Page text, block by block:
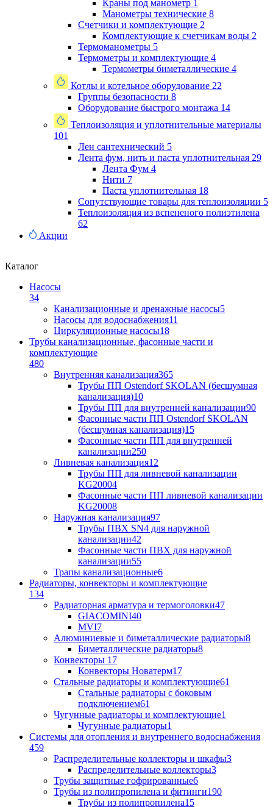
Краны под манометр 1
Манометры технические 8
Счетчики и комплектующие 2
Комплектующие к счетчикам воды 2
Термоманометры 5
Термометры и комплектующие 4
Термометры биметаллические 4
Котлы и котельное оборудование 22
Группы безопасности 8
Оборудование быстрого монтажа 14
Теплоизоляция и уплотнительные материалы
101
Лен сантехнический 5
Лента фум, нить и паста уплотнительная 29
Лента Фум 4
Нити 7
Паста уплотнительная 18
Сопутствующие товары для теплоизоляции 5
Теплоизоляция из вспененого полиэтилена
62
Акции
Каталог
Насосы
34
Канализационные и дренажные насосы5
Насосы для водоснабжения11
Циркуляционные насосы18
Трубы канализационные, фасонные части и
комплектующие
480
Внутренняя канализация365
Трубы ПП Ostendorf SKOLAN (бесшумная
канализация)10
Трубы ПП для внутренней канализации90
Фасонные части ПП Ostendorf SKOLAN
(бесшумная канализация)15
Фасонные части ПП для внутренней
канализации250
Ливневая канализация12
Трубы ПП для ливневой канализации
KG20004
Фасонные части ПП ливневой канализации
KG20008
Наружная канализация97
Трубы ПВХ SN4 для наружной
канализации42
Фасонные части ПВХ для наружной
канализации55
Трапы канализационные6
Радиаторы, конвекторы и комплектующие
134
Радиаторная арматура и термоголовки47
GIACOMINI40
MVI7
Алюминиевые и биметаллические радиаторы8
Биметаллические радиаторы8
Конвекторы 17
Конвекторы Новатерм17
Стальные радиаторы и комплектующие61
Стальные радиаторы с боковым
подключением61
Чугунные радиаторы и комплектующие1
Чугунные радиаторы1
Системы для отопления и внутреннего водоснабжения
459
Распределительные коллекторы и шкафы3
Распределительные коллекторы3
Трубы защитные гофрированные6
Трубы из полипропилена и фитинги190
Трубы из полипропилена15